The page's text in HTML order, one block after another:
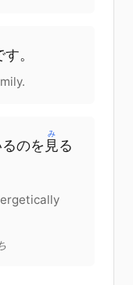
す。
のを 見
み
る